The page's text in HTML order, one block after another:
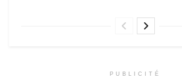
PUBLICITÉ